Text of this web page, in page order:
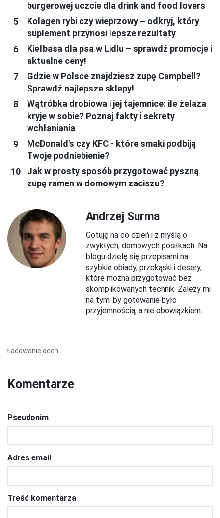
burgerowej uczcie dla drink and food lovers
Kolagen rybi czy wieprzowy – odkryj, który
suplement przynosi lepsze rezultaty
Kiełbasa dla psa w Lidlu – sprawdź promocje i
aktualne ceny!
Gdzie w Polsce znajdziesz zupę Campbell?
Sprawdź najlepsze sklepy!
Wątróbka drobiowa i jej tajemnice: ile żelaza
kryje w sobie? Poznaj fakty i sekrety
wchłaniania
McDonald's czy KFC - które smaki podbiją
Twoje podniebienie?
Jak w prosty sposób przygotować pyszną
zupę ramen w domowym zaciszu?
Andrzej Surma
Gotuję na co dzień i z myślą o
zwykłych, domowych posiłkach. Na
blogu dzielę się przepisami na
szybkie obiady, przekąski i desery,
które można przygotować bez
skomplikowanych technik. Zależy mi
na tym, by gotowanie było
przyjemnością, a nie obowiązkiem.
Ładowanie ocen...
Komentarze
Pseudonim
Adres email
Treść komentarza